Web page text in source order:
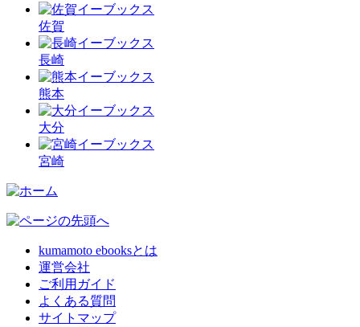
佐賀
長崎
熊本
大分
宮崎
kumamoto ebooksとは
運営会社
ご利用ガイド
よくある質問
サイトマップ